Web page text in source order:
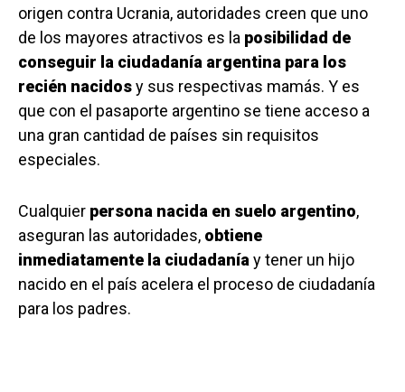
origen contra Ucrania, autoridades creen que uno
de los mayores atractivos es la posibilidad de
conseguir la ciudadanía argentina para los
recién nacidosy sus respectivas mamás. Y es
que con el pasaporte argentino se tiene acceso a
una gran cantidad de países sin requisitos
especiales.
Cualquier persona nacida en suelo argentino,
aseguran las autoridades, obtiene
inmediatamente la ciudadaníay tener un hijo
nacido en el país acelera el proceso de ciudadanía
para los padres.